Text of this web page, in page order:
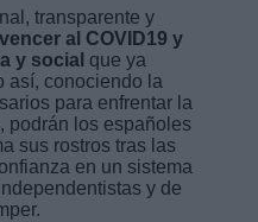
transparente y
vencer al COVID19 y
y social que ya
así, conociendo la
para enfrentar la
podrán los españoles
sus rostros tras las
en un sistema
y de